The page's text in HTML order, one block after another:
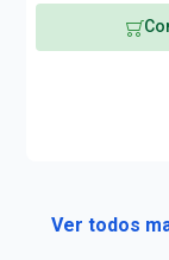
Ver todos